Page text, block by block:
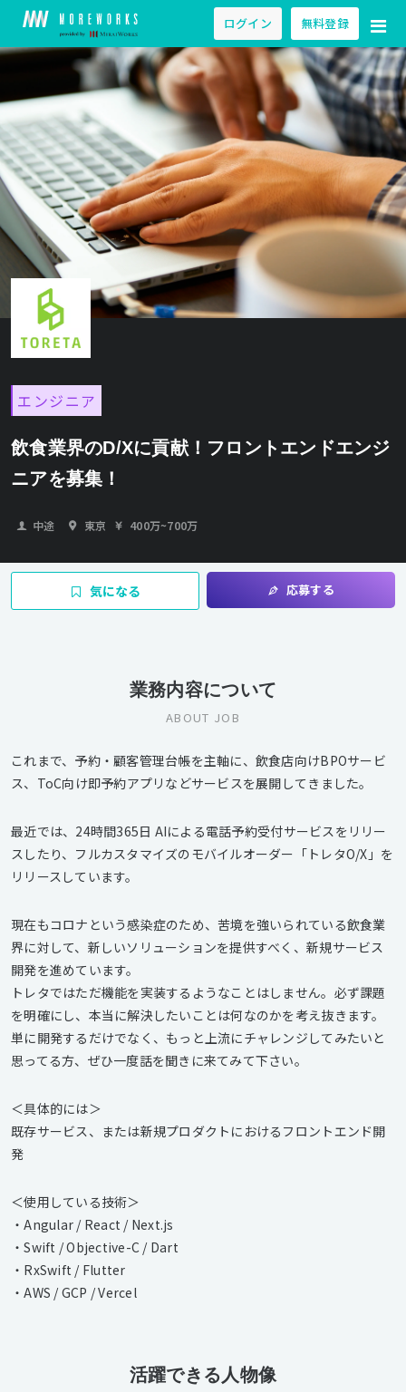
ログイン 無料登録
エンジニア
飲食業界のD/Xに貢献！フロントエンドエンジ
ニアを募集！
中途 東京 400万~700万
気になる 応募する
業務内容について
ABOUT JOB
これまで、予約・顧客管理台帳を主軸に、飲食店向けBPOサービ
ス、ToC向け即予約アプリなどサービスを展開してきました。
最近では、24時間365日 AIによる電話予約受付サービスをリリー
スしたり、フルカスタマイズのモバイルオーダー「トレタO/X」を
リリースしています。
現在もコロナという感染症のため、苦境を強いられている飲食業
界に対して、新しいソリューションを提供すべく、新規サービス
開発を進めています。
トレタではただ機能を実装するようなことはしません。必ず課題
を明確にし、本当に解決したいことは何なのかを考え抜きます。
単に開発するだけでなく、もっと上流にチャレンジしてみたいと
思ってる方、ぜひ一度話を聞きに来てみて下さい。
＜具体的には＞
既存サービス、または新規プロダクトにおけるフロントエンド開
発
＜使用している技術＞
・Angular / React / Next.js
・Swift / Objective-C / Dart
・RxSwift / Flutter
・AWS / GCP / Vercel
活躍できる人物像